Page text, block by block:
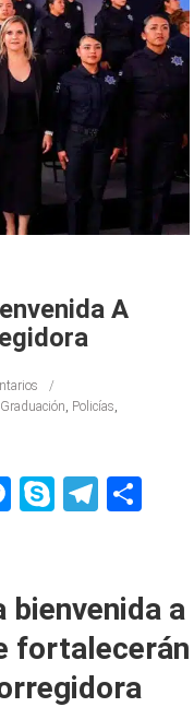
A
Graduación Policías
Messenger
Skype
bienvenida a
fortalecerán